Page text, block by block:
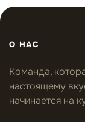
О НАС
Команда,
настоящему
начинается на